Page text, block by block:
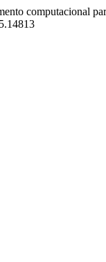
computacional